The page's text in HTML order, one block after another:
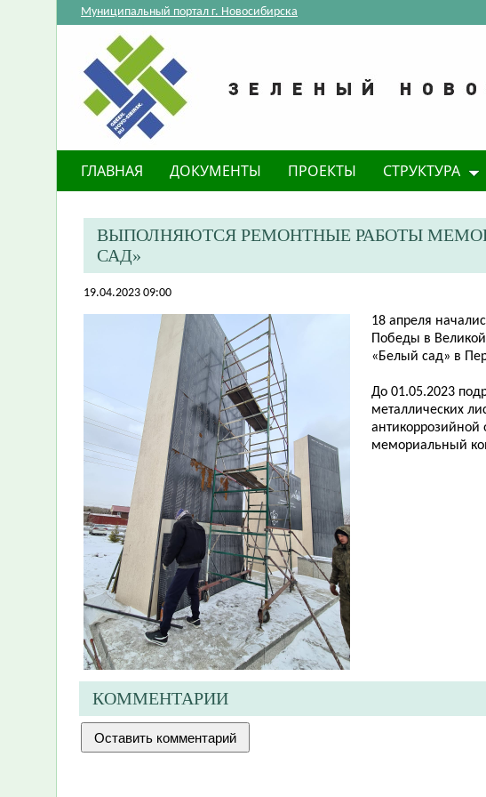
Муниципальный портал г. Новосибирска
ГЛАВНАЯ ДОКУМЕНТЫ ПРОЕКТЫ СТРУКТУРА
ВЫПОЛНЯЮТСЯ РЕМОНТНЫЕ РАБОТЫ
САД»
19.04.2023 09:00
​18 апреля
Победы в
«Белый сад» в
До 01.05.2023
металлических
антикоррозийной
мемориальный
КОММЕНТАРИИ